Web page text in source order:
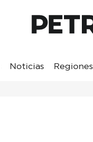
Noticias Regiones